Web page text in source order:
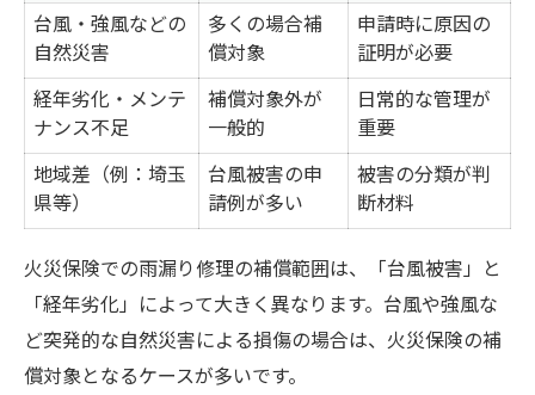
台風・強風などの
自然災害
多くの場合補
償対象
申請時に原因の
証明が必要
経年劣化・メンテ
ナンス不足
補償対象外が
一般的
日常的な管理が
重要
地域差（例：埼玉
県等）
台風被害の申
請例が多い
被害の分類が判
断材料
火災保険での雨漏り修理の補償範囲は、「台風被害」と
「経年劣化」によって大きく異なります。台風や強風な
ど突発的な自然災害による損傷の場合は、火災保険の補
償対象となるケースが多いです。